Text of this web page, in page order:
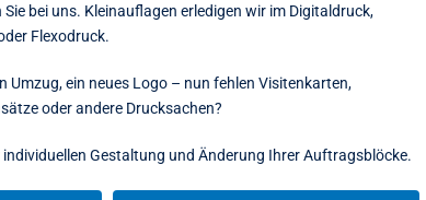
Sie bei uns. Kleinauflagen erledigen wir im Digitaldruck,
Flexodruck.
Umzug, ein neues Logo – nun fehlen Visitenkarten,
oder andere Drucksachen?
individuellen Gestaltung und Änderung Ihrer Auftragsblöcke.